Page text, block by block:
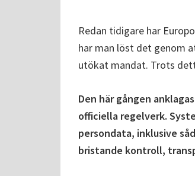
Redan tidigare har
har man löst det genom
utökat mandat. Trots
Den här gången
officiella regelverk.
persondata, inklusive
bristande kontroll,